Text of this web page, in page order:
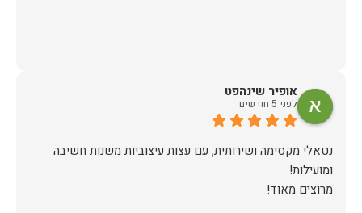
אופיר שינהפט
לפני 5 חודשים
נטאלי מקסימה ושירותית, עם עצות עיצוביות משנות חשיבה
מרוצים מאוד!